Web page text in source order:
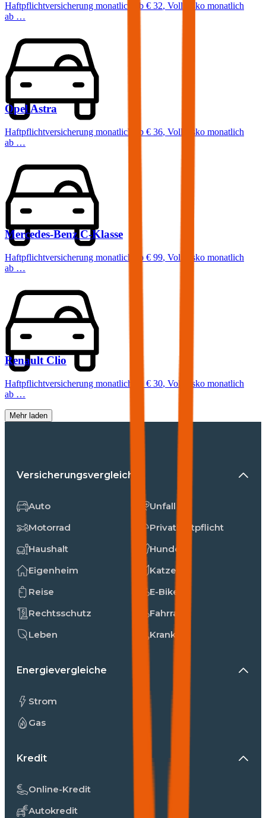
Haftpflichtversicherung monatlich ab € 32, Vollkasko monatlich
ab …
Opel Astra
Haftpflichtversicherung monatlich ab € 36, Vollkasko monatlich
ab …
Mercedes-Benz C-Klasse
Haftpflichtversicherung monatlich ab € 99, Vollkasko monatlich
ab …
Renault Clio
Haftpflichtversicherung monatlich ab € 30, Vollkasko monatlich
ab …
Mehr laden
Versicherungsvergleiche
Auto
Motorrad
Haushalt
Eigenheim
Reise
Rechtsschutz
Leben
Unfall
Privathaftpflicht
Hunde
Katzen
E-Bike
Fahrrad
Kranken
Energievergleiche
Strom
Gas
Kredit
Online-Kredit
Autokredit